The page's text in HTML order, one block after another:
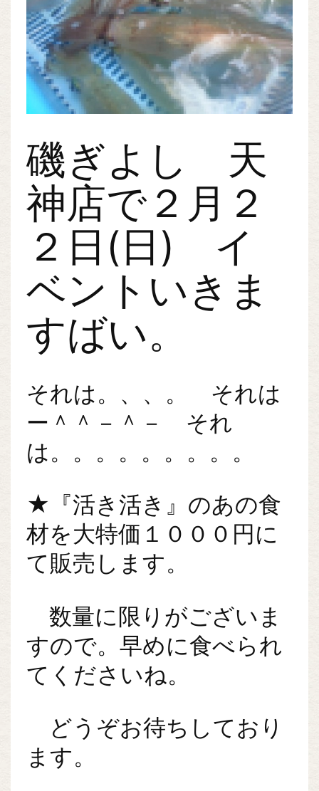
磯ぎよし 天
神店で２月２
２日(日) イ
ベントいきま
すばい。
それは。、、。 それは
ー＾＾－＾－ それ
は。。。。。。。。。
★『活き活き』のあの食
材を大特価１０００円に
て販売します。
数量に限りがございま
すので。早めに食べられ
てくださいね。
どうぞお待ちしており
ます。